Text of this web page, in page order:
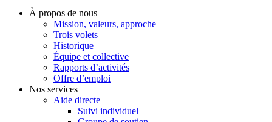
À propos de nous
Mission, valeurs, approche
Trois volets
Historique
Équipe et collective
Rapports d’activités
Offre d’emploi
Nos services
Aide directe
Suivi individuel